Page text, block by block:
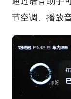
节空调、播放